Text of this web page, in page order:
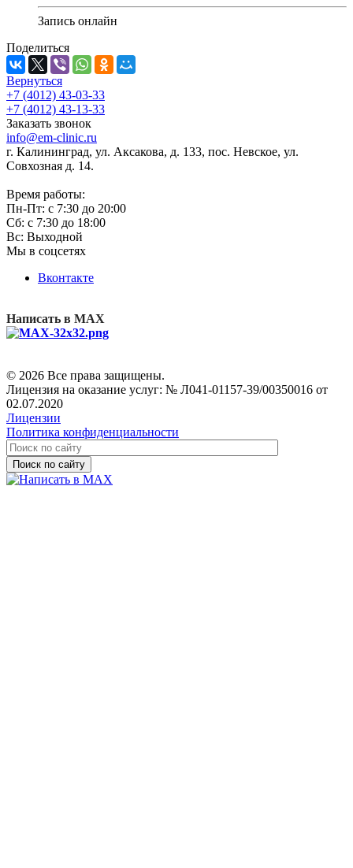
Запись онлайн
Поделиться
Вернуться
+7 (4012) 43-03-33
+7 (4012) 43-13-33
Заказать звонок
info@em-clinic.ru
г. Калининград, ул. Аксакова, д. 133, пос. Невское, ул.
Совхозная д. 14.
Время работы:
Пн-Пт: с 7:30 до 20:00
Сб: с 7:30 до 18:00
Вс: Выходной
Мы в соцсетях
Вконтакте
Написать в MAX
© 2026 Все права защищены.
Лицензия на оказание услуг: № Л041-01157-39/00350016 от
02.07.2020
Лицензии
Политика конфиденциальности
Поиск по сайту